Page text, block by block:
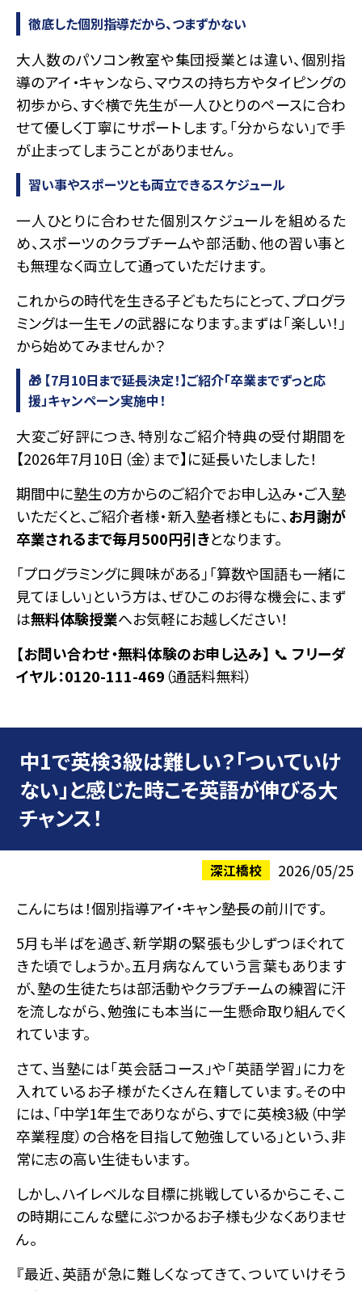
徹底した個別指導だから、つまずかない
大人数のパソコン教室や集団授業とは違い、個別指
導のアイ・キャンなら、マウスの持ち方やタイピングの
初歩から、すぐ横で先生が一人ひとりのペースに合わ
せて優しく丁寧にサポートします。「分からない」で手
が止まってしまうことがありません。
習い事やスポーツとも両立できるスケジュール
一人ひとりに合わせた個別スケジュールを組めるた
め、スポーツのクラブチームや部活動、他の習い事と
も無理なく両立して通っていただけます。
これからの時代を生きる子どもたちにとって、プログラ
ミングは一生モノの武器になります。まずは「楽しい！」
から始めてみませんか？
🎁 【7月10日まで延長決定！】ご紹介「卒業までずっと応
援」キャンペーン実施中！
大変ご好評につき、特別なご紹介特典の受付期間を
【2026年7月10日（金）まで】に延長いたしました！
期間中に塾生の方からのご紹介でお申し込み・ご入塾
いただくと、ご紹介者様・新入塾者様ともに、お月謝が
卒業されるまで毎月500円引きとなります。
「プログラミングに興味がある」「算数や国語も一緒に
見てほしい」という方は、ぜひこのお得な機会に、まず
は無料体験授業へお気軽にお越しください！
【お問い合わせ・無料体験のお申し込み】 📞 フリーダ
イヤル：0120-111-469（通話料無料）
中1で英検3級は難しい？「ついていけ
ない」と感じた時こそ英語が伸びる大
チャンス！
深江橋校
2026/05/25
こんにちは！個別指導アイ・キャン塾長の前川です。
5月も半ばを過ぎ、新学期の緊張も少しずつほぐれて
きた頃でしょうか。五月病なんていう言葉もあります
が、塾の生徒たちは部活動やクラブチームの練習に汗
を流しながら、勉強にも本当に一生懸命取り組んでく
れています。
さて、当塾には「英会話コース」や「英語学習」に力を
入れているお子様がたくさん在籍しています。その中
には、「中学1年生でありながら、すでに英検3級（中学
卒業程度）の合格を目指して勉強している」という、非
常に志の高い生徒もいます。
しかし、ハイレベルな目標に挑戦しているからこそ、こ
の時期にこんな壁にぶつかるお子様も少なくありませ
ん。
『最近、英語が急に難しくなってきて、ついていけそう